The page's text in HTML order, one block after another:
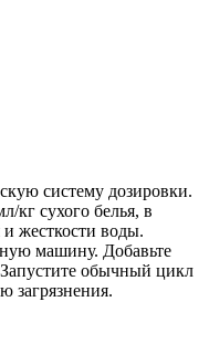
систему дозировки.
кг сухого белья, в
и жесткости воды.
машину. Добавьте
Запустите обычный цикл
загрязнения.